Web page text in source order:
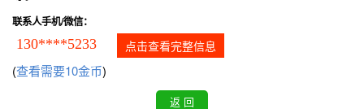
联系人手机/微信：
130****5233 点击查看完整信息
(查看需要10金币)